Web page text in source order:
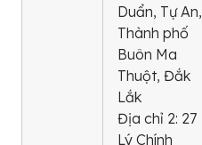
Duẩn, Tự An,
Thành phố
Buôn Ma
Thuột, Đắk
Lắk
Địa chỉ 2: 27
Lý Chính